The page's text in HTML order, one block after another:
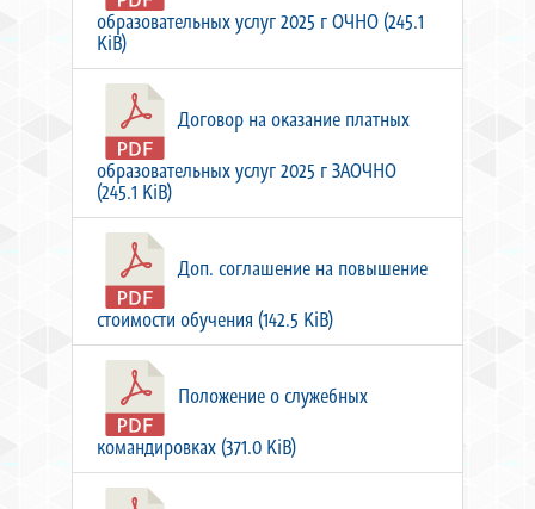
образовательных услуг 2025 г ОЧНО (245.1
KiB)
Договор на оказание платных
образовательных услуг 2025 г ЗАОЧНО
(245.1 KiB)
Доп. соглашение на повышение
стоимости обучения (142.5 KiB)
Положение о служебных
командировках (371.0 KiB)